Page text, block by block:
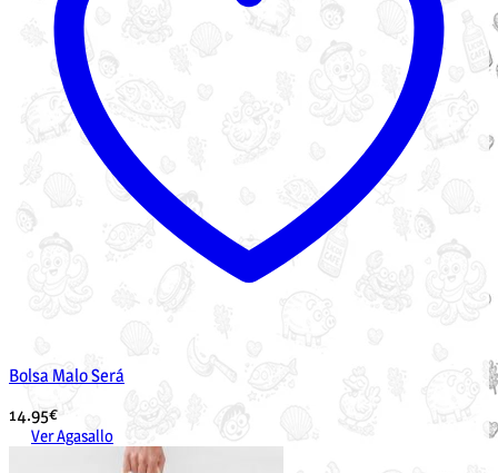
Bolsa Malo Será
14.95€
Ver Agasallo